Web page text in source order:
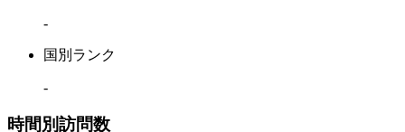
-
国別ランク
-
時間別訪問数